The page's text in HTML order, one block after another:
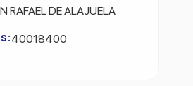
RAFAEL DE ALAJUELA
40018400